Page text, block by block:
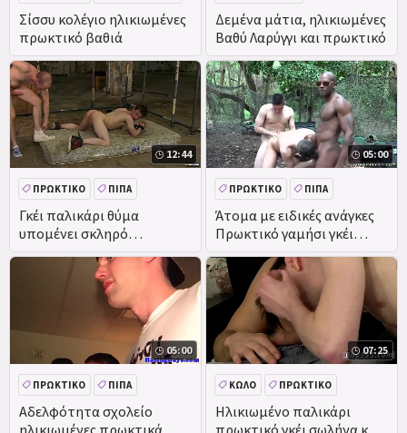
Σίσσυ κολέγιο ηλικιωμένες
πρωκτικό βαθιά
ΠΡΑΓΜΑΤΙΚΌΤΗΤΑ
Δεμένα μάτια, ηλικιωμένες
Βαθύ Λαρύγγι και πρωκτικό
ΠΡΑΓΜΑΤΙΚΌΤΗΤΑ
GLORYHOLE
12:44
Γκέι παλικάρι θύμα
υπομένει σκληρό
πρωκτικό σεξ από
αποκλίνουσα κύριε
ΠΡΩΚΤΙΚΌ
ΠΊΠΑ
ΚΥΡΙΑΡΧΊΑ
BDSM
05:00
Άτομα με ειδικές ανάγκες
Πρωκτικό γαμήσι γκέι
χρειάζεται να αναθέσει
τους λαιμούς τους πολύ
ΠΡΩΚΤΙΚΌ
ΠΊΠΑ
ΟΜΆΔΑ
ΥΠΑΊΘΡΙΑ
05:00
Αδελφότητα σχολείο
ΠΡΩΚΤΙΚΌ
ΠΊΠΑ
ΕΡΑΣΙΤΕΧΝΙΚΌ
ΠΡΑΓΜΑΤΙΚΌΤΗΤΑ
07:25
Ηλικιωμένο παλικάρι
ΚΏΛΟ ΠΡΩΚΤΙΚΌ